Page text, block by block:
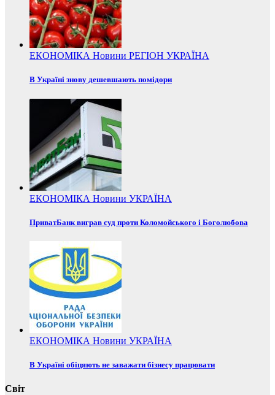
ЕКОНОМІКА Новини РЕГІОН УКРАЇНА
В Україні знову дешевшають помідори
ЕКОНОМІКА Новини УКРАЇНА
ПриватБанк виграв суд проти Коломойського і Боголюбова
ЕКОНОМІКА Новини УКРАЇНА
В Україні обіцяють не заважати бізнесу працювати
Світ